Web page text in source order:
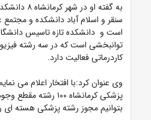
به گفته او
سنقر و اسلام‌ آباد دانشکده و
است و دانشکده تازه تاسیس
توانبخشی است که در سه رشته
کاردرماتی فعالیت دارد.
وی عنوان کرد:با افتخار اعلام می
پزشکی کرمانشاه ۱۰۰
بتوانیم مجوز رشته پزشکی هسته ای